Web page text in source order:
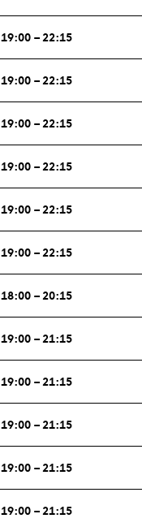
19:00 – 22:15
19:00 – 22:15
19:00 – 22:15
19:00 – 22:15
19:00 – 22:15
19:00 – 22:15
18:00 – 20:15
19:00 – 21:15
19:00 – 21:15
19:00 – 21:15
19:00 – 21:15
19:00 – 21:15